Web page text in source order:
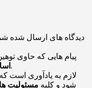
دیدگاه های ارسال شده
پیام هایی که حاوی
باشد منتشر نخواهد شد.
لازم به یادآوری
شود و کلیه مسئولیت